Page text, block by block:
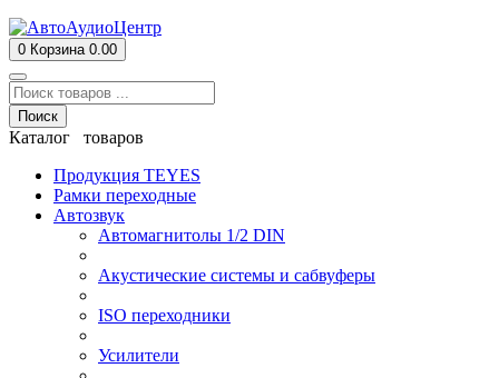
0 Корзина 0.00
Поиск
Каталог товаров
Продукция TEYES
Рамки переходные
Автозвук
Автомагнитолы 1/2 DIN
Акустические системы и сабвуферы
ISO переходники
Усилители